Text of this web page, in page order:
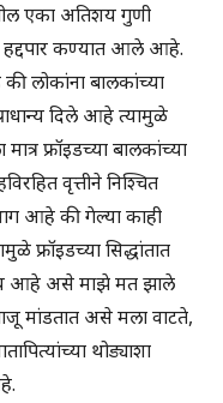
एका अतिशय गुणी
हद्दपार कण्यात आले आहे.
लोकांना बालकांच्या
दिले आहे त्यामुळे
फ्रॉइडच्या बालकांच्या
वृत्तीने निश्चित
आहे की गेल्या काही
फ्रॉइडच्या सिद्धांतात
आहे असे माझे मत झाले
मांडतात असे मला वाटते,
थोड्याशा